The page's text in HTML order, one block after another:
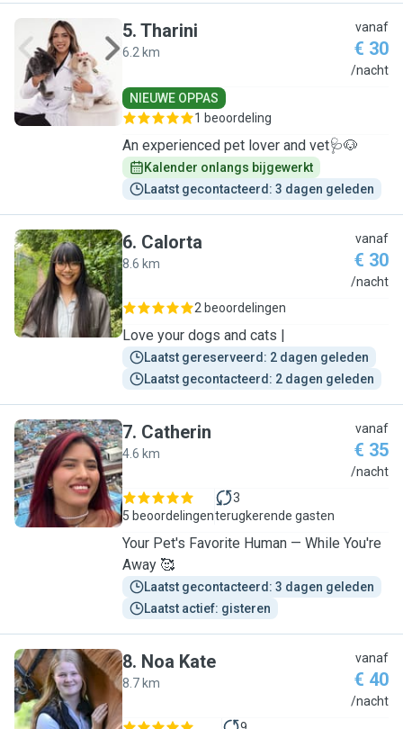
T
5. Tharini
6.2 km
vanaf
€ 30
/nacht
NIEUWE OPPAS
1 beoordeling
An experienced pet lover and vet🩺🐶
Kalender onlangs bijgewerkt
Laatst gecontacteerd: 3 dagen geleden
C
6. Calorta
8.6 km
vanaf
€ 30
/nacht
2 beoordelingen
Love your dogs and cats |
Laatst gereserveerd: 2 dagen geleden
Laatst gecontacteerd: 2 dagen geleden
C
7. Catherin
4.6 km
vanaf
€ 35
/nacht
5 beoordelingen
3
terugkerende gasten
Your Pet's Favorite Human — While You're
Away 🥰
Laatst gecontacteerd: 3 dagen geleden
Laatst actief: gisteren
N
8. Noa Kate
8.7 km
vanaf
€ 40
/nacht